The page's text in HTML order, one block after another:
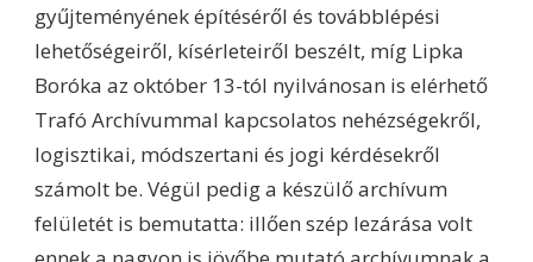
gyűjteményének építéséről és továbblépési
lehetőségeiről, kísérleteiről beszélt, míg Lipka
Boróka az október 13-tól nyilvánosan is elérhető
Trafó Archívummal kapcsolatos nehézségekről,
logisztikai, módszertani és jogi kérdésekről
számolt be. Végül pedig a készülő archívum
felületét is bemutatta: illően szép lezárása volt